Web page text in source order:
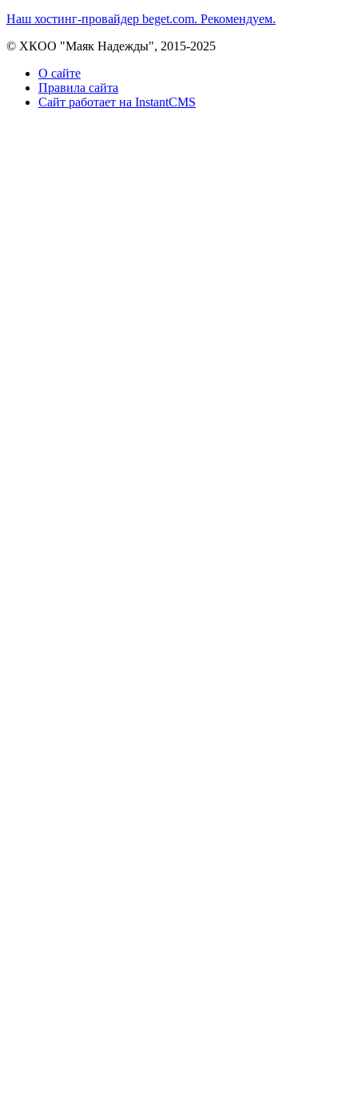
Наш хостинг-провайдер beget.com. Рекомендуем.
© ХКОО "Маяк Надежды", 2015-2025
О сайте
Правила сайта
Сайт работает на InstantCMS